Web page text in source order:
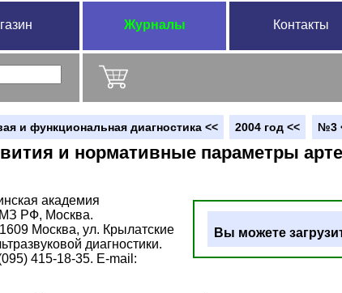
Журналы Контакты
и функциональная диагностика << 2004 год << №3
и нормативные параметры
Вы можете
академия
МЗ РФ, Москва.
Москва, ул. Крылатские
диагностики.
415-18-35. E-mail: